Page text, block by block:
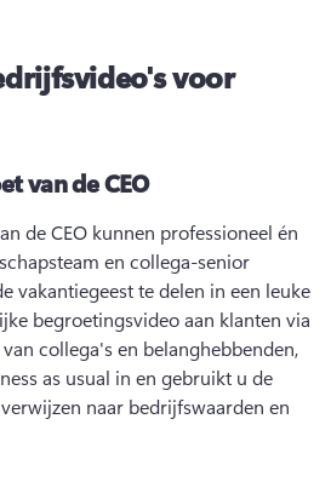
voor
van de CEO
de CEO kunnen professioneel én
en collega-senior
vakantiegeest te delen in een leuke
begroetingsvideo aan klanten via
collega's en belanghebbenden,
as usual in en gebruikt u de
naar bedrijfswaarden en